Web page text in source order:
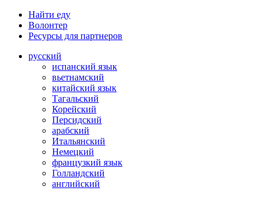
Найти еду
Волонтер
Ресурсы для партнеров
русский
испанский язык
вьетнамский
китайский язык
Тагальский
Корейский
Персидский
арабский
Итальянский
Немецкий
французкий язык
Голландский
английский